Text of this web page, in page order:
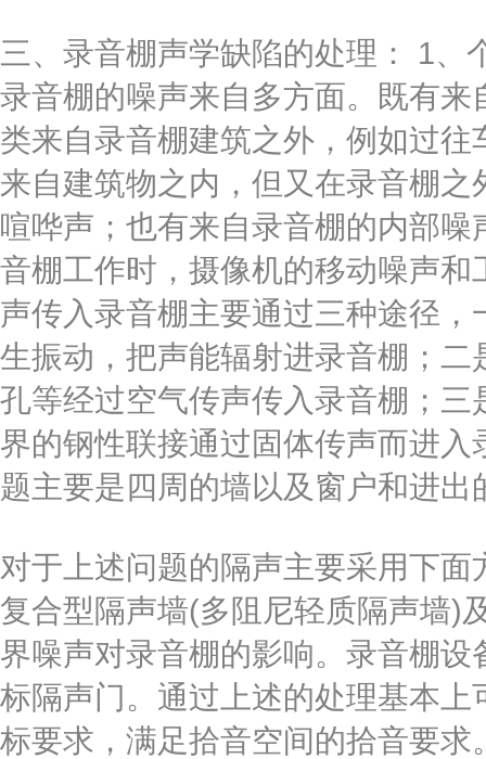
三、录音棚声学缺陷的处理： 1、
录音棚的噪声来自多方面。既有
类来自录音棚建筑之外，例如过
来自建筑物之内，但又在录音棚
喧哗声；也有来自录音棚的内部
音棚工作时，摄像机的移动噪声
声传入录音棚主要通过三种途径
生振动，把声能辐射进录音棚；
孔等经过空气传声传入录音棚；
界的钢性联接通过固体传声而进
题主要是四周的墙以及窗户和进出
对于上述问题的隔声主要采用下
复合型隔声墙(多阻尼轻质隔声墙)
界噪声对录音棚的影响。录音棚
标隔声门。通过上述的处理基本
标要求，满足拾音空间的拾音要求